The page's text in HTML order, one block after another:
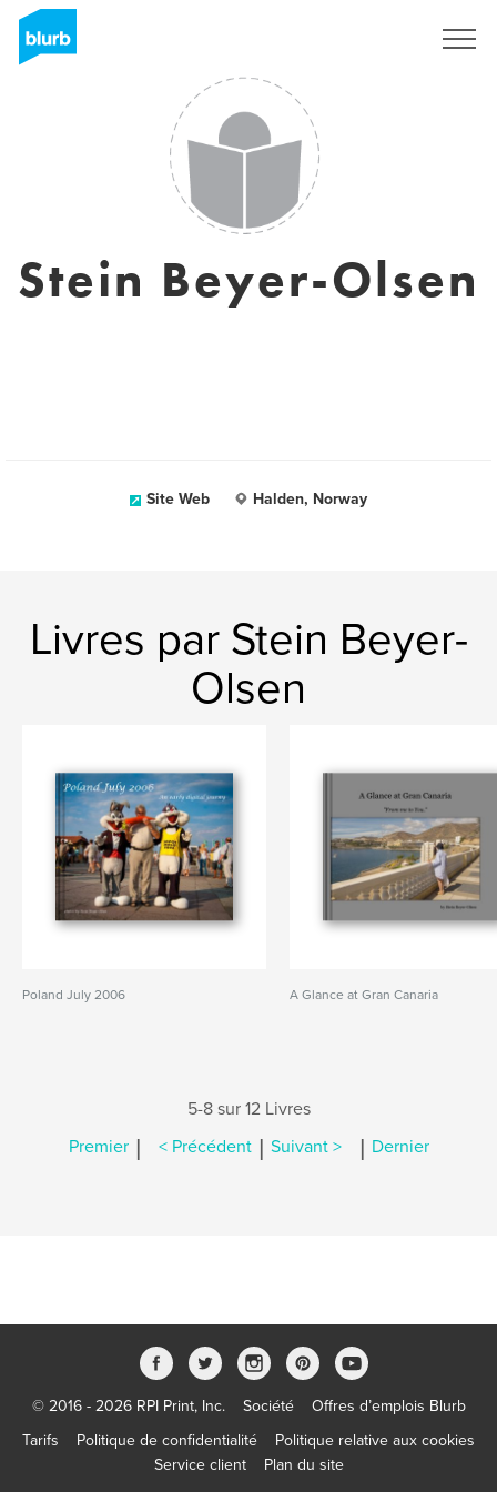
Stein Beyer-Olsen
Site Web Halden, Norway
Livres par Stein Beyer-
Olsen
Poland July 2006 A Glance at Gran Canaria
5-8 sur 12 Livres
Premier | < Précédent | Suivant > | Dernier
© 2016 - 2026 RPI Print, Inc. Société
Offres d’emplois Blurb
Tarifs
Politique de confidentialité
Politique relative aux cookies
Service client
Plan du site